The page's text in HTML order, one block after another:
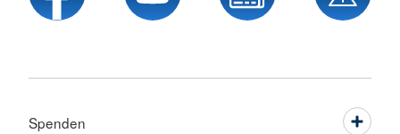
Spenden